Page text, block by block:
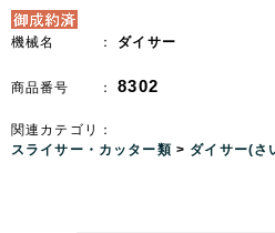
機械名 ： ダイサー
商品番号 ：8302
関連カテゴリ：
スライサー・カッター類 > ダイサー(さ